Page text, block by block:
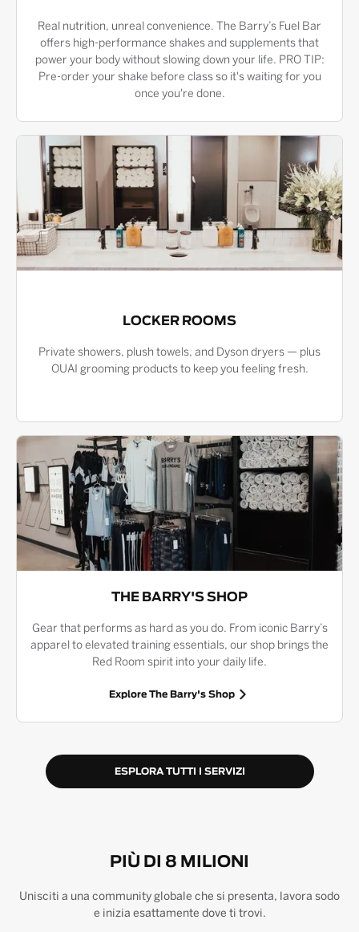
Real nutrition, unreal convenience. The Barry’s Fuel Bar
offers high-performance shakes and supplements that
power your body without slowing down your life. PRO TIP:
Pre-order your shake before class so it's waiting for you
once you're done.
LOCKER ROOMS
Private showers, plush towels, and Dyson dryers — plus
OUAI grooming products to keep you feeling fresh.
THE BARRY'S SHOP
Gear that performs as hard as you do. From iconic Barry’s
apparel to elevated training essentials, our shop brings the
Red Room spirit into your daily life.
Explore The Barry's Shop
ESPLORA TUTTI I SERVIZI
PIÙ DI 8 MILIONI
Unisciti a una community globale che si presenta, lavora sodo
e inizia esattamente dove ti trovi.